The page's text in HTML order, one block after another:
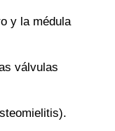
y la médula
válvulas